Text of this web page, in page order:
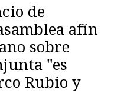
de
afín
sobre
"es
Rubio y